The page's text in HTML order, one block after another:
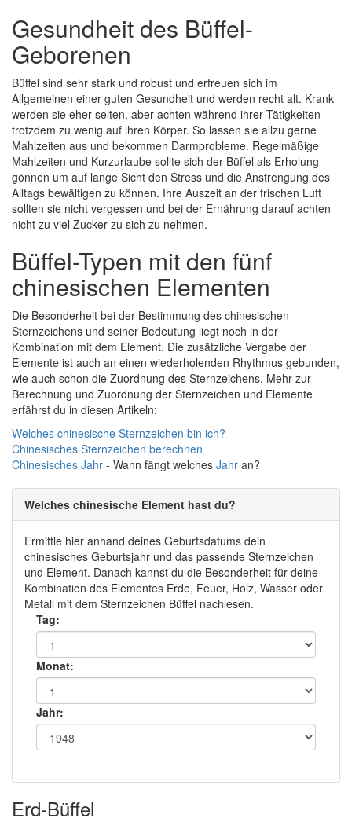
Gesundheit des Büffel-
Geborenen
Büffel sind sehr stark und robust und erfreuen sich im
Allgemeinen einer guten Gesundheit und werden recht alt. Krank
werden sie eher selten, aber achten während ihrer Tätigkeiten
trotzdem zu wenig auf ihren Körper. So lassen sie allzu gerne
Mahlzeiten aus und bekommen Darmprobleme. Regelmäßige
Mahlzeiten und Kurzurlaube sollte sich der Büffel als Erholung
gönnen um auf lange Sicht den Stress und die Anstrengung des
Alltags bewältigen zu können. Ihre Auszeit an der frischen Luft
sollten sie nicht vergessen und bei der Ernährung darauf achten
nicht zu viel Zucker zu sich zu nehmen.
Büffel-Typen mit den fünf
chinesischen Elementen
Die Besonderheit bei der Bestimmung des chinesischen
Sternzeichens und seiner Bedeutung liegt noch in der
Kombination mit dem Element. Die zusätzliche Vergabe der
Elemente ist auch an einen wiederholenden Rhythmus gebunden,
wie auch schon die Zuordnung des Sternzeichens. Mehr zur
Berechnung und Zuordnung der Sternzeichen und Elemente
erfährst du in diesen Artikeln:
Welches chinesische Sternzeichen bin ich?
Chinesisches Sternzeichen berechnen
Chinesisches Jahr - Wann fängt welches Jahr an?
Welches chinesische Element hast du?
Ermittle hier anhand deines Geburtsdatums dein
chinesisches Geburtsjahr und das passende Sternzeichen
und Element. Danach kannst du die Besonderheit für deine
Kombination des Elementes Erde, Feuer, Holz, Wasser oder
Metall mit dem Sternzeichen Büffel nachlesen.
Tag:
Monat:
Jahr:
Erd-Büffel